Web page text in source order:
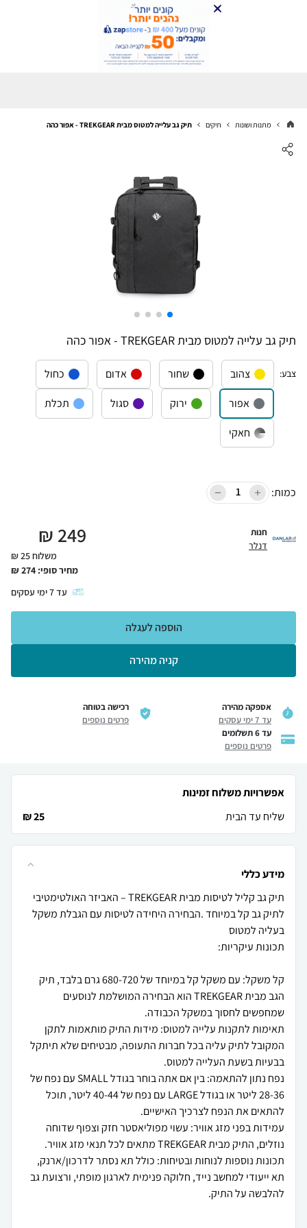
מתנות ושונות תיקים תיק גב עלייה למטוס מבית TREKGEAR - אפור כהה
תיק גב עלייה למטוס מבית TREKGEAR - אפור כהה
צבע: צהוב שחור אדום כחול
אפור ירוק סגול תכלת
חאקי
כמות:
חנות
דנלר 249
₪
משלוח 25 ₪
מחיר סופי: 274
₪
עד7ימי עסקים
קניה מהירה
הוספה לעגלה
אספקה מהירה
עד 7 ימי עסקים
רכישה בטוחה
פרטים נוספים
עד 6 תשלומים
פרטים נוספים
אפשרויות משלוח זמינות
שליח עד הבית
25 ₪
מידע כללי
תיק גב קליל לטיסות מבית TREKGEAR – האביזר האולטימטיבי
לתיק גב קל במיוחד .הבחירה היחידה לטיסות עם הגבלת משקל
קל משקל: עם משקל קל במיוחד של 680-720 גרם בלבד, תיק
הגב מבית TREKGEAR הוא הבחירה המושלמת לנוסעים
תאימות לתקנות עלייה למטוס: מידות התיק מותאמות לתקן
המקובל לתיק עליה בכל חברות התעופה, מבטיחים שלא תיתקל
נפח נתון להתאמה: בין אם אתה בוחר בגודל SMALL עם נפח של
28-36 ליטר או בגודל LARGE עם נפח של 40-44 ליטר, תוכל
עמידות בפני מזג אוויר: עשוי מפוליאסטר חזק וצפוף שדוחה
תכונות נוספות לנוחות ובטיחות: כולל תא נסתר לדרכון/ארנק,
תא ייעודי למחשב נייד, חלוקה פנימית לארגון מופתי, ורצועת גב